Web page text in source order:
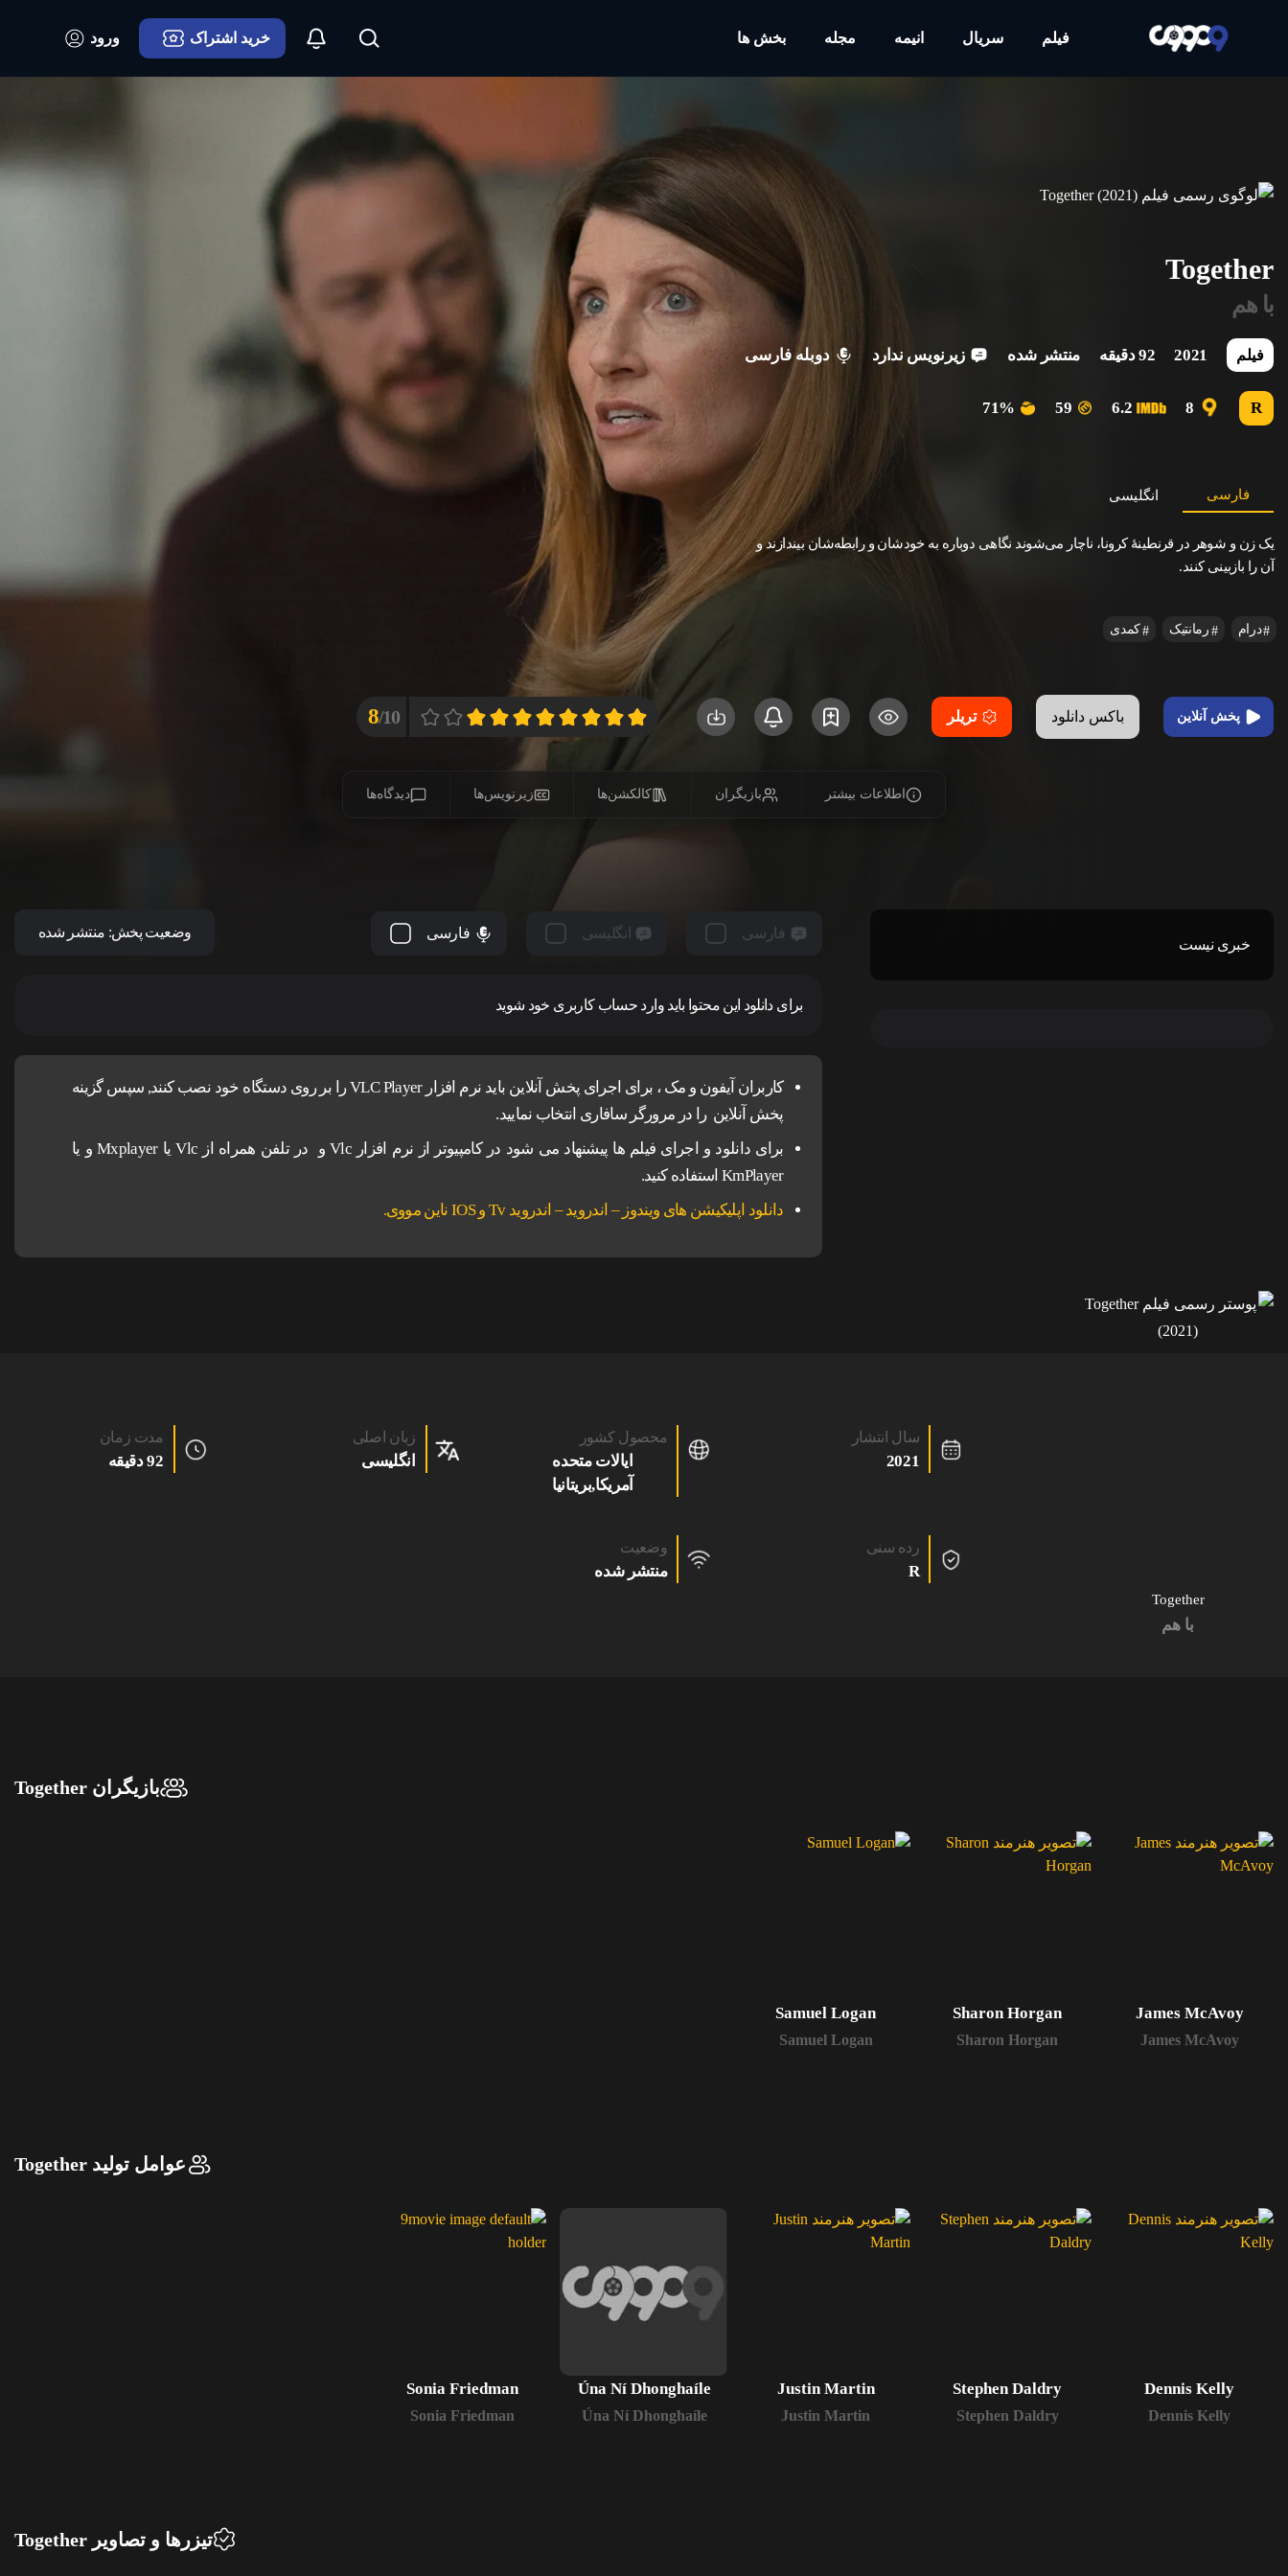
فیلم سریال انیمه مجله بخش ها خرید اشتراک ورود
Together
با هم
فیلم 2021 92 دقیقه منتشر شده زیرنویس ندارد دوبله فارسی
R
8
6.2
59
71%
فارسی انگلیسی
یک زن و شوهر در قرنطینهٔ کرونا، ناچار می‌شوند نگاهی دوباره به خودشان و رابطه‌شان بیندازند و
آن را بازبینی کنند.
درام رمانتیک کمدی
پخش آنلاین باکس دانلود تریلر 10/
8
اطلاعات بیشتر بازیگران کالکشن‌ها زیرنویس‌ها دیدگاه‌ها
خبری نیست
فارسی انگلیسی فارسی وضعیت پخش: منتشر شده
برای دانلود این محتوا باید وارد حساب کاربری خود شوید
کاربران آیفون و مک ، برای اجرای پخش آنلاین باید نرم افزار VLC Player را بر روی دستگاه خود نصب کنند, سپس گزینه
پخش آنلاین را در مرورگر سافاری انتخاب نمایید.
برای دانلود و اجرای فیلم ها پیشنهاد می شود در کامپیوتر از نرم افزار Vlc و در تلفن همراه از Vlc یا Mxplayer و یا
KmPlayer استفاده کنید.
دانلود اپلیکیشن های ویندوز – اندروید – اندروید Tv و IOS ناین مووی.
Together
با هم
سال انتشار
2021
محصول کشور
ایالات متحده
آمریکا,بریتانیا
زبان اصلی
انگلیسی
مدت زمان
92 دقیقه
رده سنی
R
وضعیت
منتشر شده
بازیگران Together
James McAvoy
James McAvoy
Sharon Horgan
Sharon Horgan
Samuel Logan
Samuel Logan
عوامل تولید Together
Dennis Kelly
Dennis Kelly
Stephen Daldry
Stephen Daldry
Justin Martin
Justin Martin
Úna Ní Dhonghaíle
Úna Ní Dhonghaíle
Sonia Friedman
Sonia Friedman
تیزرها و تصاویر Together